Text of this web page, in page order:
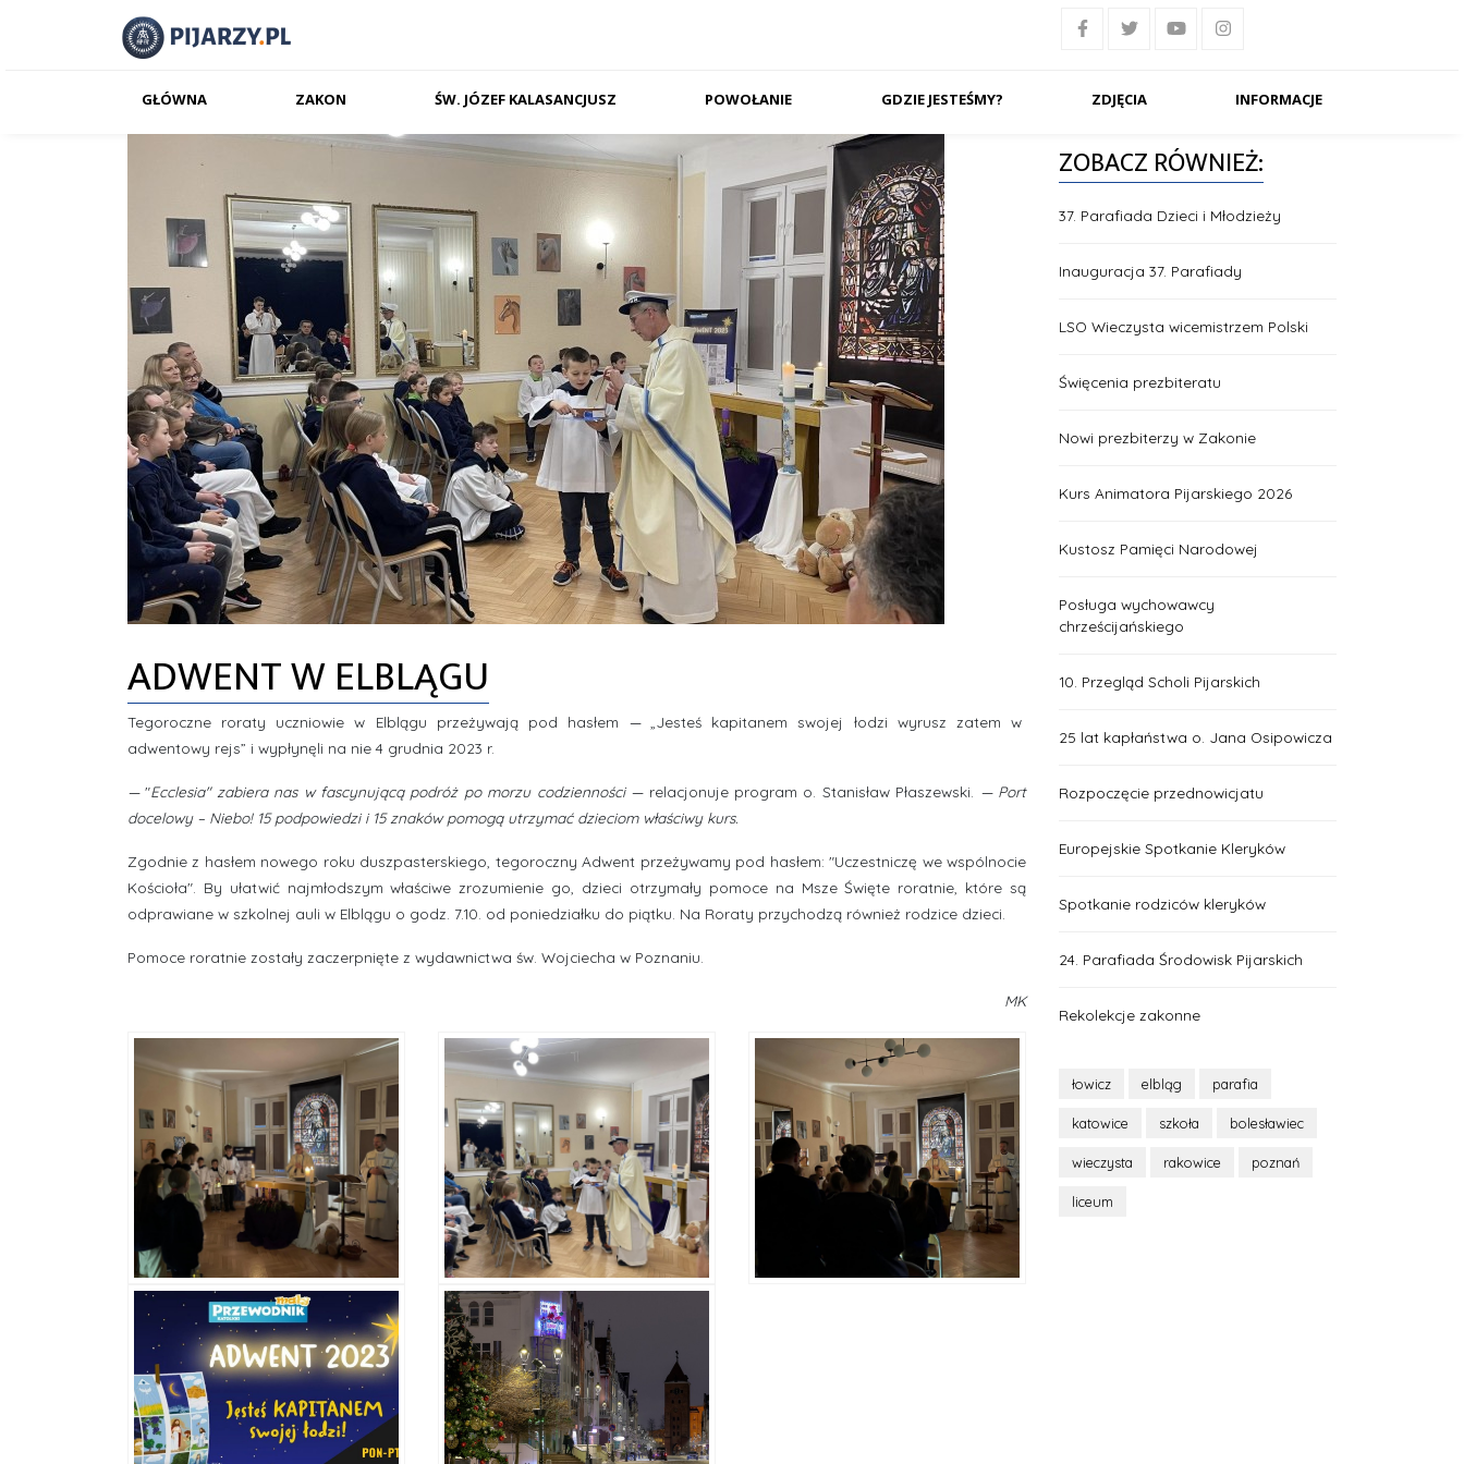
GŁÓWNA ZAKON ŚW. JÓZEF KALASANCJUSZ POWOŁANIE GDZIE JESTEŚMY? ZDJĘCIA INFORMACJE
ADWENT W ELBLĄGU
Tegoroczne roraty uczniowie w Elblągu przeżywają pod hasłem —„Jesteś kapitanem swojej łodzi wyrusz zatem w
adwentowy rejs” i wypłynęli na nie 4 grudnia 2023 r.
—"Ecclesia" zabiera nas w fascynującą podróż po morzu codzienności —relacjonuje program o. Stanisław Płaszewski. — Port
docelowy – Niebo! 15 podpowiedzi i 15 znaków pomogą utrzymać dzieciom właściwy kurs.
Zgodnie z hasłem nowego roku duszpasterskiego, tegoroczny Adwent przeżywamy pod hasłem: "Uczestniczę we wspólnocie
Kościoła". By ułatwić najmłodszym właściwe zrozumienie go, dzieci otrzymały pomoce na Msze Święte roratnie, które są
odprawiane w szkolnej auli w Elblągu o godz. 7.10. od poniedziałku do piątku. Na Roraty przychodzą również rodzice dzieci.
Pomoce roratnie zostały zaczerpnięte z wydawnictwa św. Wojciecha w Poznaniu.
MK
ZOBACZ RÓWNIEŻ:
37. Parafiada Dzieci i Młodzieży
Inauguracja 37. Parafiady
LSO Wieczysta wicemistrzem Polski
Święcenia prezbiteratu
Nowi prezbiterzy w Zakonie
Kurs Animatora Pijarskiego 2026
Kustosz Pamięci Narodowej
Posługa wychowawcy
chrześcijańskiego
10. Przegląd Scholi Pijarskich
25 lat kapłaństwa o. Jana Osipowicza
Rozpoczęcie przednowicjatu
Europejskie Spotkanie Kleryków
Spotkanie rodziców kleryków
24. Parafiada Środowisk Pijarskich
Rekolekcje zakonne
łowicz elbląg parafia
katowice szkoła bolesławiec
wieczysta rakowice poznań
liceum